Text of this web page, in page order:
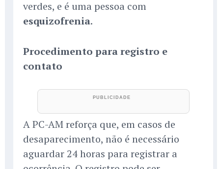
verdes, e é uma pessoa com
esquizofrenia.
Procedimento para registro e
contato
A PC-AM reforça que, em casos de
desaparecimento, não é necessário
aguardar 24 horas para registrar a